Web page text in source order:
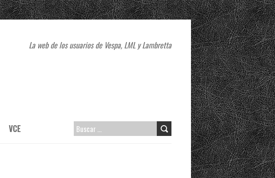
La web de los usuarios de Vespa, LML y Lambretta
VCE
B